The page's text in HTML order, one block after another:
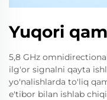
Yuqori
5,8 GHz
ilg'or signalni qayta
yo'nalishlarda to'liq
e'tibor bilan ishlab